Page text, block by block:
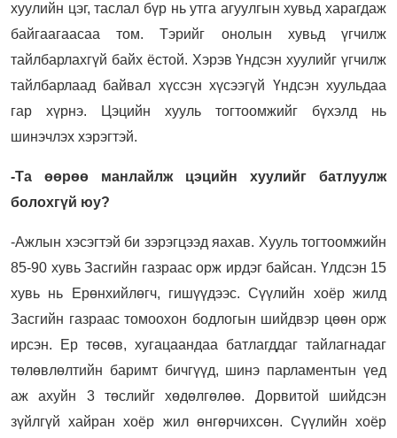
хуулийн цэг, таслал бүр нь утга агуулгын хувьд харагдаж
байгаагаасаа том. Тэрийг онолын хувьд үгчилж
тайлбарлахгүй байх ёстой. Хэрэв Үндсэн хуулийг үгчилж
тайлбарлаад байвал хүссэн хүсээгүй Үндсэн хуульдаа
гар хүрнэ. Цэцийн хууль тогтоомжийг бүхэлд нь
шинэчлэх хэрэгтэй.
-Та өөрөө манлайлж цэцийн хуулийг батлуулж
болохгүй юу?
-Ажлын хэсэгтэй би зэрэгцээд яахав. Хууль тогтоомжийн
85-90 хувь Засгийн газраас орж ирдэг байсан. Үлдсэн 15
хувь нь Ерөнхийлөгч, гишүүдээс. Сүүлийн хоёр жилд
Засгийн газраас томоохон бодлогын шийдвэр цөөн орж
ирсэн. Ер төсөв, хугацаандаа батлагддаг тайлагнадаг
төлөвлөлтийн баримт бичгүүд, шинэ парламентын үед
аж ахуйн 3 төслийг хөдөлгөлөө. Дорвитой шийдсэн
зүйлгүй хайран хоёр жил өнгөрчихсөн. Сүүлийн хоёр